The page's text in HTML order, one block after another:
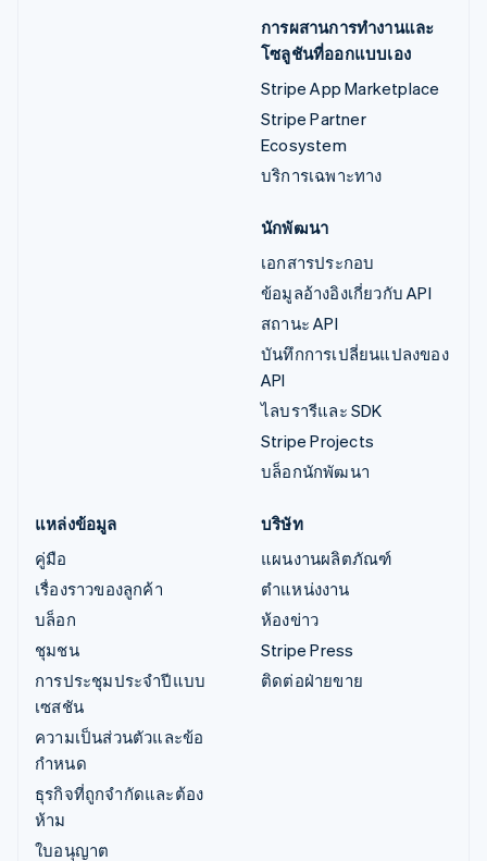
การผสานการทำงานและ
โซลูชันที่ออกแบบเอง
Stripe App Marketplace
Stripe Partner
Ecosystem
บริการเฉพาะทาง
นักพัฒนา
เอกสารประกอบ
ข้อมูลอ้างอิงเกี่ยวกับ API
สถานะ API
บันทึกการเปลี่ยนแปลงของ
API
ไลบรารีและ SDK
Stripe Projects
บล็อกนักพัฒนา
แหล่งข้อมูล
คู่มือ
เรื่องราวของลูกค้า
บล็อก
ชุมชน
การประชุมประจำปีแบบ
เซสชัน
ความเป็นส่วนตัวและข้อ
กำหนด
ธุรกิจที่ถูกจำกัดและต้อง
ห้าม
ใบอนุญาต
บริษัท
แผนงานผลิตภัณฑ์
ตำแหน่งงาน
ห้องข่าว
Stripe Press
ติดต่อฝ่ายขาย